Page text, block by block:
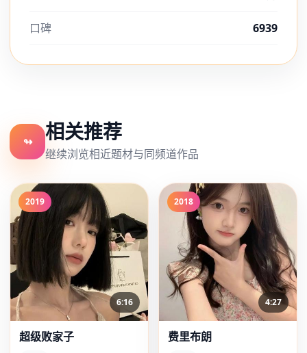
口碑 6939
↬ 相关推荐
继续浏览相近题材与同频道作品
2019
6:16
超级败家子
2018
4:27
费里布朗